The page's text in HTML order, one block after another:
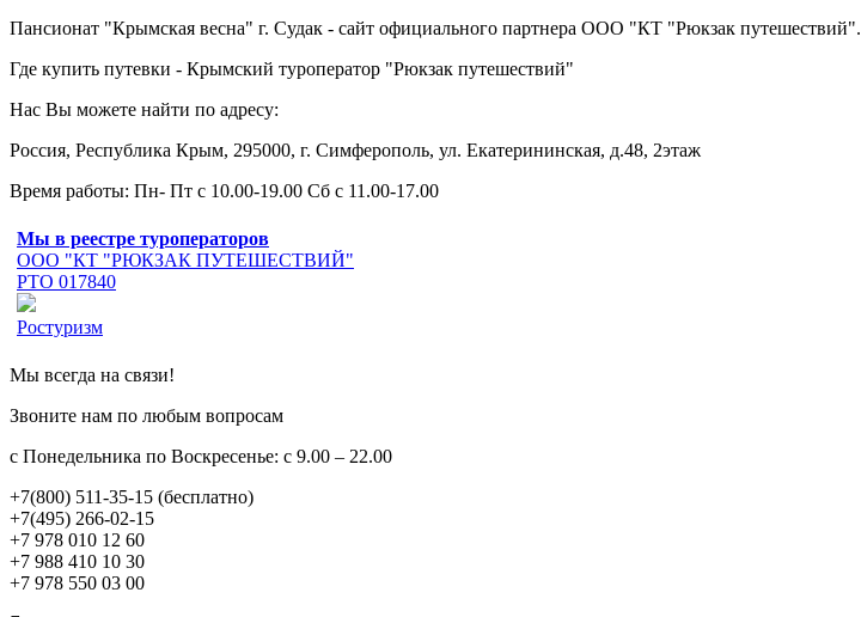
Пансионат "Крымская весна" г. Судак - сайт официального партнера ООО "КТ "Рюкзак путешествий".
Где купить путевки - Крымский туроператор "Рюкзак путешествий"
Нас Вы можете найти по адресу:
Россия, Республика Крым, 295000, г. Симферополь, ул. Екатерининская, д.48, 2этаж
Время работы: Пн- Пт с 10.00-19.00 Сб с 11.00-17.00
Мы в реестре туроператоров
ООО "КТ "РЮКЗАК ПУТЕШЕСТВИЙ"
РТО 017840
Ростуризм
Мы всегда на связи!
Звоните нам по любым вопросам
с Понедельника по Воскресенье: с 9.00 – 22.00
+7(800) 511-35-15 (бесплатно)
+7(495) 266-02-15
+7 978 010 12 60
+7 988 410 10 30
+7 978 550 03 00